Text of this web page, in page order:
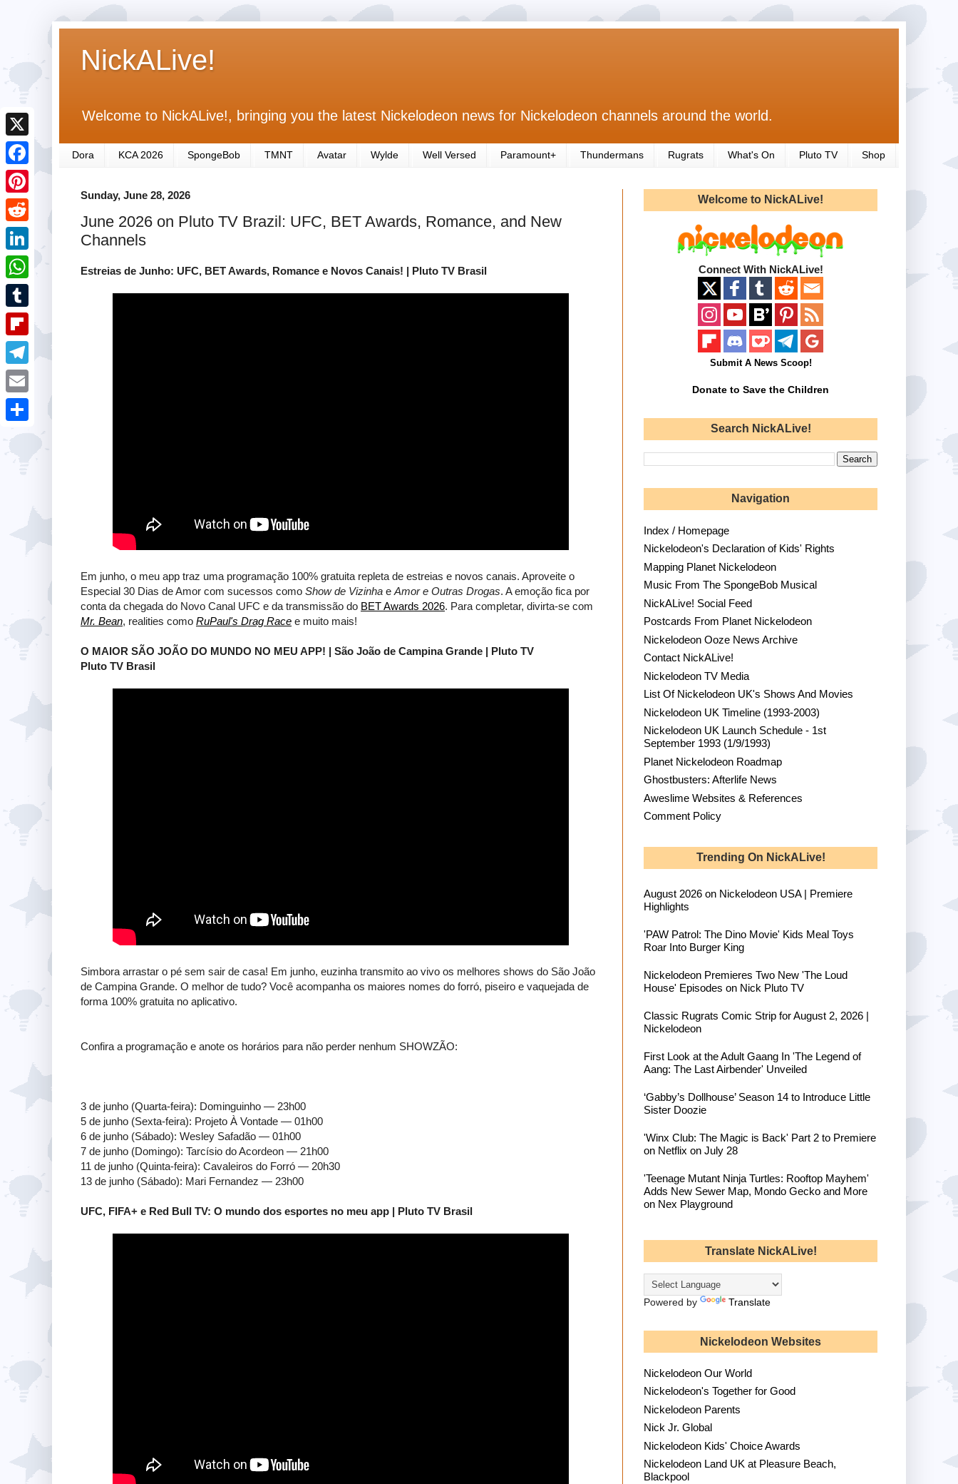
NickALive!
Welcome to NickALive!, bringing you the latest Nickelodeon news for Nickelodeon channels around the world.
Dora KCA 2026 SpongeBob TMNT Avatar Wylde Well Versed Paramount+ Thundermans Rugrats What's On Pluto TV Shop
Sunday, June 28, 2026
June 2026 on Pluto TV Brazil: UFC, BET Awards, Romance, and New
Channels
Estreias de Junho: UFC, BET Awards, Romance e Novos Canais! | Pluto TV Brasil
Em junho, o meu app traz uma programação 100% gratuita repleta de estreias e novos canais. Aproveite o
Especial 30 Dias de Amor com sucessos como Show de Vizinha e Amor e Outras Drogas. A emoção fica por
conta da chegada do Novo Canal UFC e da transmissão do BET Awards 2026. Para completar, divirta-se com
Mr. Bean, realities como RuPaul's Drag Race e muito mais!
O MAIOR SÃO JOÃO DO MUNDO NO MEU APP! | São João de Campina Grande | Pluto TV
Pluto TV Brasil
Simbora arrastar o pé sem sair de casa! Em junho, euzinha transmito ao vivo os melhores shows do São João
de Campina Grande. O melhor de tudo? Você acompanha os maiores nomes do forró, piseiro e vaquejada de
forma 100% gratuita no aplicativo.
Confira a programação e anote os horários para não perder nenhum SHOWZÃO:
3 de junho (Quarta-feira): Dominguinho — 23h00
5 de junho (Sexta-feira): Projeto À Vontade — 01h00
6 de junho (Sábado): Wesley Safadão — 01h00
7 de junho (Domingo): Tarcísio do Acordeon — 21h00
11 de junho (Quinta-feira): Cavaleiros do Forró — 20h30
13 de junho (Sábado): Mari Fernandez — 23h00
UFC, FIFA+ e Red Bull TV: O mundo dos esportes no meu app | Pluto TV Brasil
Welcome to NickALive!
Connect With NickALive!
Submit A News Scoop!
Donate to Save the Children
Search NickALive!
Navigation
Index / Homepage
Nickelodeon's Declaration of Kids' Rights
Mapping Planet Nickelodeon
Music From The SpongeBob Musical
NickALive! Social Feed
Postcards From Planet Nickelodeon
Nickelodeon Ooze News Archive
Contact NickALive!
Nickelodeon TV Media
List Of Nickelodeon UK's Shows And Movies
Nickelodeon UK Timeline (1993-2003)
Nickelodeon UK Launch Schedule - 1st
September 1993 (1/9/1993)
Planet Nickelodeon Roadmap
Ghostbusters: Afterlife News
Aweslime Websites & References
Comment Policy
Trending On NickALive!
August 2026 on Nickelodeon USA | Premiere
Highlights
'PAW Patrol: The Dino Movie' Kids Meal Toys
Roar Into Burger King
Nickelodeon Premieres Two New 'The Loud
House' Episodes on Nick Pluto TV
Classic Rugrats Comic Strip for August 2, 2026 |
Nickelodeon
First Look at the Adult Gaang In 'The Legend of
Aang: The Last Airbender' Unveiled
‘Gabby’s Dollhouse’ Season 14 to Introduce Little
Sister Doozie
'Winx Club: The Magic is Back' Part 2 to Premiere
on Netflix on July 28
'Teenage Mutant Ninja Turtles: Rooftop Mayhem'
Adds New Sewer Map, Mondo Gecko and More
on Nex Playground
Translate NickALive!
Powered by Translate
Nickelodeon Websites
Nickelodeon Our World
Nickelodeon's Together for Good
Nickelodeon Parents
Nick Jr. Global
Nickelodeon Kids' Choice Awards
Nickelodeon Land UK at Pleasure Beach,
Blackpool
X
F
a
c
e
b
o
o
k
P
i
n
r
e
s
R
e
d
t
L
i
n
e
d
I
n
W
h
a
s
A
T
u
m
b
F
l
i
T
e
l
E
m